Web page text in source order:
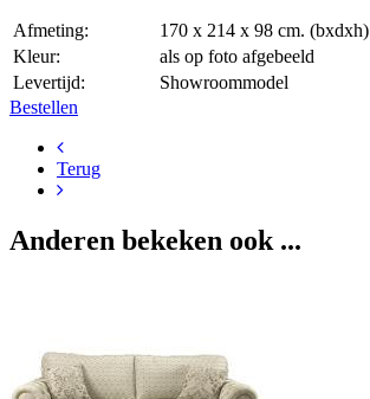
Afmeting:
170 x 214 x 98 cm. (bxdxh)
Kleur:
als op foto afgebeeld
Levertijd:
Showroommodel
Bestellen
Terug
Anderen bekeken ook ...